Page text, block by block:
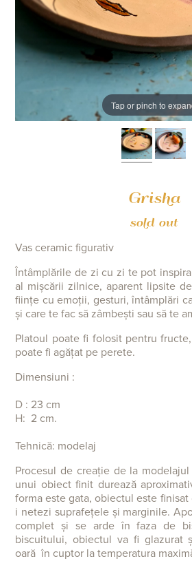
Tap or pinch to
Grisha
sold out
Vas ceramic figurativ
Întâmplările de zi cu zi te pot
al mișcării zilnice,aparent lipsite
ființe cu emoții, gesturi, întâmplări
și care te fac să zâmbești sau să te
Platoul poate fi folosit pentru
poate fi agățat pe perete.
Dimensiuni :
D : 23 cm
H: 2 cm.
Tehnică: modelaj
Procesul de creație de la
unui obiect finit durează
forma este gata, obiectul este
i netezi suprafețele și marginile.
complet și se arde în faza de
biscuitului, obiectul va fi glazurat
oară în cuptor la temperatura